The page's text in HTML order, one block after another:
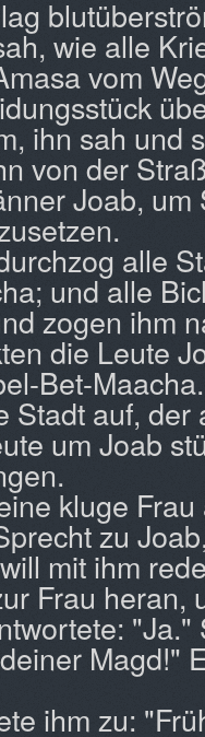
wie alle
vom
ihn sah und
von der
Joab, um
alle
und alle
zogen ihm
die Leute
Bet-
Stadt auf, der
um Joab
kluge
zu
mit ihm
Frau heran,
"Ja."
Magd!"
ihm zu: